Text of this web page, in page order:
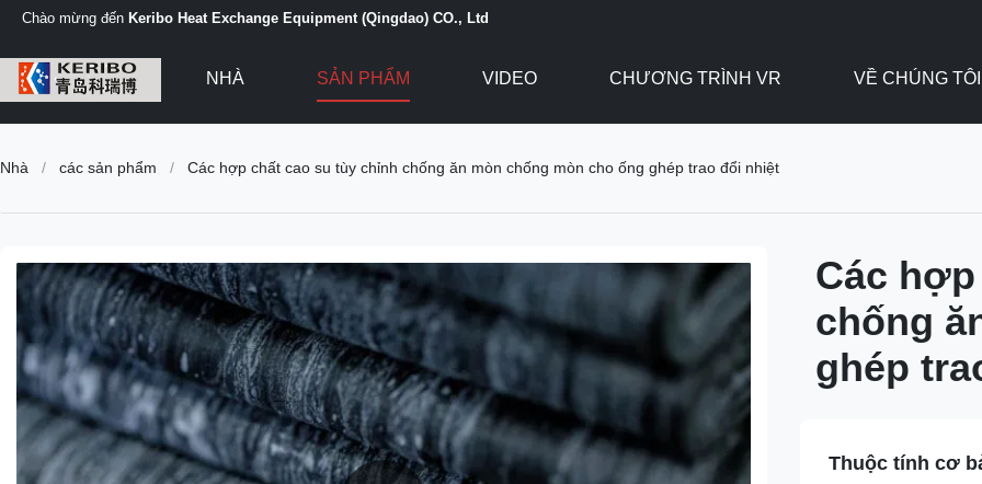
Chào mừng đến Keribo Heat Exchange Equipment (Qingdao) CO., Ltd
NHÀ SẢN PHẨM VIDEO CHƯƠNG TRÌNH VR VỀ CHÚNG
Nhà / các sản phẩm / Các hợp chất cao su tùy chỉnh chống ăn mòn chống mòn cho ống ghép trao đổi nhiệt
Các
chống
ghép
Thuộc tính cơ